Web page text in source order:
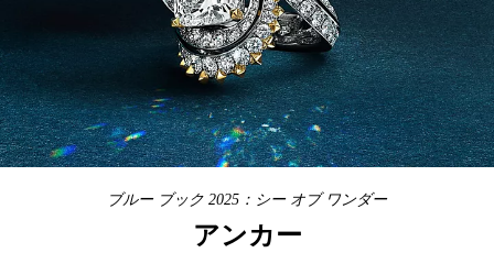
ブルー ブック 2025：シー オブ ワンダー
アンカー